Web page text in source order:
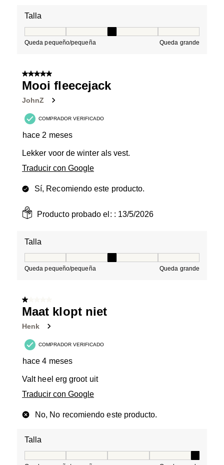
Talla
Queda pequeño/pequeña Queda grande
5 de 5 estrellas.
Mooi fleecejack
JohnZ
COMPRADOR VERIFICADO
hace 2 meses
Lekker voor de winter als vest.
Traducir con Google
Sí, Recomiendo este producto.
Producto probado el: : 13/5/2026
Talla
Queda pequeño/pequeña Queda grande
1 de 5 estrellas.
Maat klopt niet
Henk
COMPRADOR VERIFICADO
hace 4 meses
Valt heel erg groot uit
Traducir con Google
No, No recomiendo este producto.
Talla